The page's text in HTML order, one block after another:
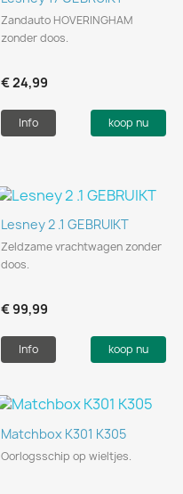
Zandauto HOVERINGHAM
zonder doos.
€ 24,99
Info koop nu
Lesney 2 .1 GEBRUIKT
Zeldzame vrachtwagen zonder
doos.
€ 99,99
Info koop nu
Matchbox K301 K305
Oorlogsschip op wieltjes.